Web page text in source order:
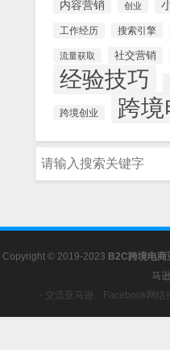
内容营销 创业
工作经历 搜索引擎
流量获取 社交营销
经验技巧
跨境创业 跨
Copyright © 2019-2023 B2C跨境电商
马
- 交流亚马逊、Facebook网络